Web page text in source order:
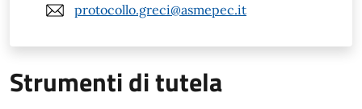
protocollo.greci@asmepec.it
Strumenti di tutela